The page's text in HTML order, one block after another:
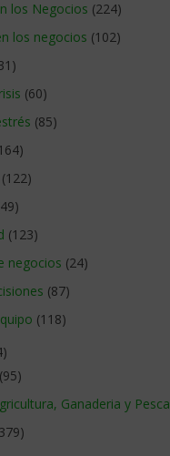
los Negocios (224)
los negocios (102)
(60)
(85)
(122)
(123)
negocios (24)
(87)
(118)
(95)
Ganaderia y Pesca